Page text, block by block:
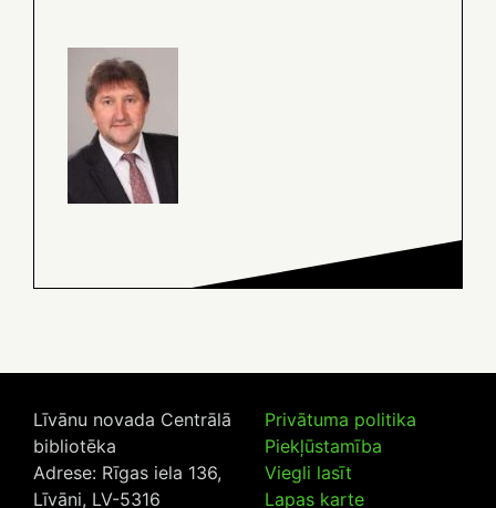
Līvānu novada Centrālā
bibliotēka
Adrese: Rīgas iela 136,
Līvāni, LV-5316
Privātuma politika
Piekļūstamība
Viegli lasīt
Lapas karte